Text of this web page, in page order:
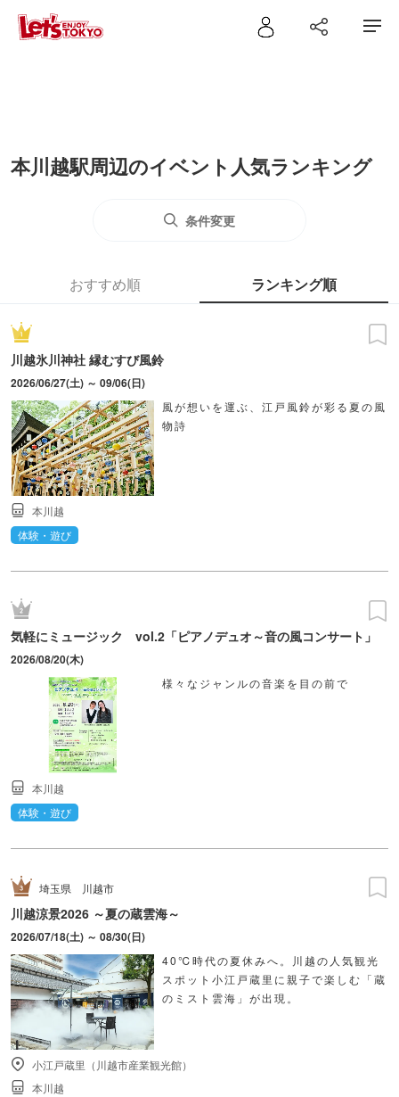
本川越駅周辺のイベント人気ランキング
条件変更
おすすめ順 ランキング順
川越氷川神社 縁むすび風鈴
2026/06/27(土) ～ 09/06(日)
風が想いを運ぶ、江戸風鈴が彩る夏の風
物詩
本川越
体験・遊び
気軽にミュージック vol.2「ピアノデュオ～音の風コンサート」
2026/08/20(木)
様々なジャンルの音楽を目の前で
本川越
体験・遊び
埼玉県 川越市
川越涼景2026 ～夏の蔵雲海～
2026/07/18(土) ～ 08/30(日)
40℃時代の夏休みへ。川越の人気観光
スポット小江戸蔵里に親子で楽しむ「蔵
のミスト雲海」が出現。
小江戸蔵里（川越市産業観光館）
本川越